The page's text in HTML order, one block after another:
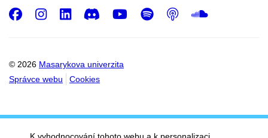
© 2026 Masarykova univerzita
Správce webu
Cookies
Facebook
Instagram
LinkedIn
DiscordYoutube
Spotify
Podcast